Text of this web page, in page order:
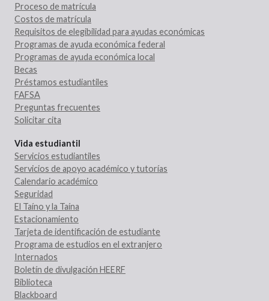
Proceso de matrícula
Costos de matrícula
Requisitos de elegibilidad para ayudas económicas
Programas de ayuda económica federal
Programas de ayuda económica local
Becas
Préstamos estudiantiles
FAFSA
Preguntas frecuentes
Solicitar cita
Vida estudiantil
Servicios estudiantiles
Servicios de apoyo académico y tutorías
Calendario académico
Seguridad
El Taíno y la Taína
Estacionamiento
Tarjeta de identificación de estudiante
Programa de estudios en el extranjero
Internados
Boletín de divulgación HEERF
Biblioteca
Blackboard